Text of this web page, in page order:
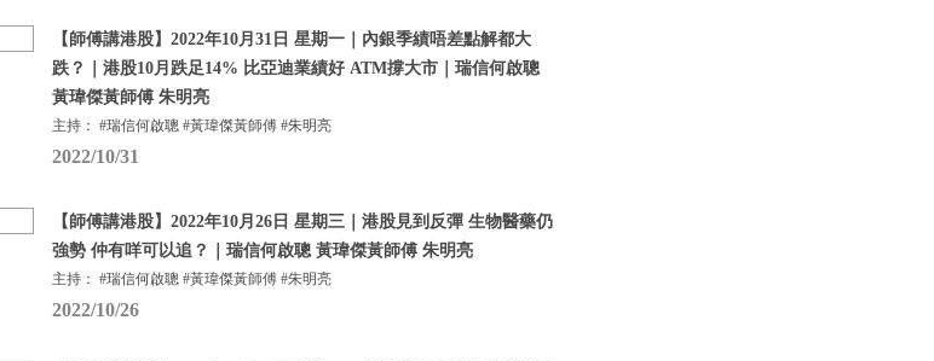
【師傅講港股】2022年10月31日 星期一｜內銀季績唔差點解都大
跌？｜港股10月跌足14% 比亞迪業績好 ATM撐大市｜瑞信何啟聰
黃瑋傑黃師傅 朱明亮
主持： #瑞信何啟聰 #黃瑋傑黃師傅 #朱明亮
2022/10/31
【師傅講港股】2022年10月26日 星期三｜港股見到反彈 生物醫藥仍
強勢 仲有咩可以追？｜瑞信何啟聰 黃瑋傑黃師傅 朱明亮
主持： #瑞信何啟聰 #黃瑋傑黃師傅 #朱明亮
2022/10/26